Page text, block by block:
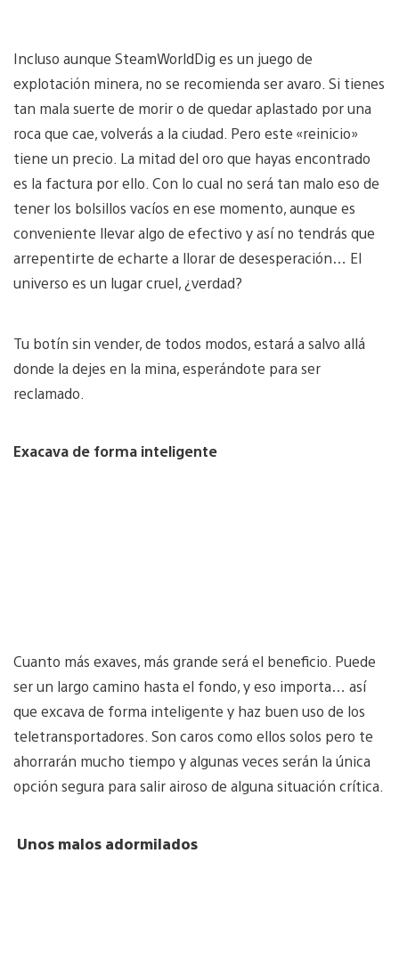
Incluso aunque SteamWorldDig es un juego de
explotación minera, no se recomienda ser avaro. Si tienes
tan mala suerte de morir o de quedar aplastado por una
roca que cae, volverás a la ciudad. Pero este «reinicio»
tiene un precio. La mitad del oro que hayas encontrado
es la factura por ello. Con lo cual no será tan malo eso de
tener los bolsillos vacíos en ese momento, aunque es
conveniente llevar algo de efectivo y así no tendrás que
arrepentirte de echarte a llorar de desesperación… El
universo es un lugar cruel, ¿verdad?
Tu botín sin vender, de todos modos, estará a salvo allá
donde la dejes en la mina, esperándote para ser
reclamado.
Exacava de forma inteligente
Cuanto más exaves, más grande será el beneficio. Puede
ser un largo camino hasta el fondo, y eso importa… así
que excava de forma inteligente y haz buen uso de los
teletransportadores. Son caros como ellos solos pero te
ahorrarán mucho tiempo y algunas veces serán la única
opción segura para salir airoso de alguna situación crítica.
Unos malos adormilados